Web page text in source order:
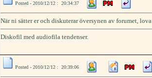
Posted - 2010/12/12 : 20:34:37
När ni sätter er och diskuterar översynen av forumet,
Diskofil med audiofila tendenser.
Posted - 2010/12/12 : 20:39:06